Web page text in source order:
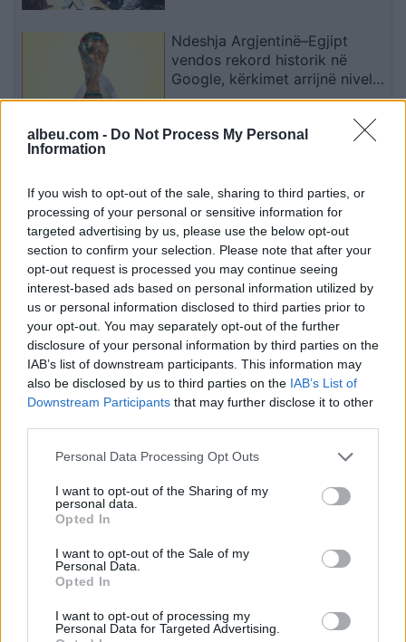
albeu.com - Do Not Process My Personal
Information
If you wish to opt-out of the sale, sharing to third parties, or
processing of your personal or sensitive information for
targeted advertising by us, please use the below opt-out
section to confirm your selection. Please note that after your
opt-out request is processed you may continue seeing
interest-based ads based on personal information utilized by
us or personal information disclosed to third parties prior to
your opt-out. You may separately opt-out of the further
disclosure of your personal information by third parties on the
IAB’s list of downstream participants. This information may
also be disclosed by us to third parties on the IAB’s List of
Downstream Participants that may further disclose it to other
Personal Data Processing Opt Outs
I want to opt-out of the Sharing of my
personal data.
Opted In
I want to opt-out of the Sale of my
Personal Data.
Opted In
I want to opt-out of processing my
Personal Data for Targeted Advertising.
Ndeshja Argjentinë–Egjipt
vendos rekord historik në
Google, kërkimet arrijnë nivele
të papara
shoqëri afatgjatë
Esim for Global
Esim for USA| Esim for Italy| Esim for Spain|Esim
for Turkey|Esim for Germany|Esim for Greece|